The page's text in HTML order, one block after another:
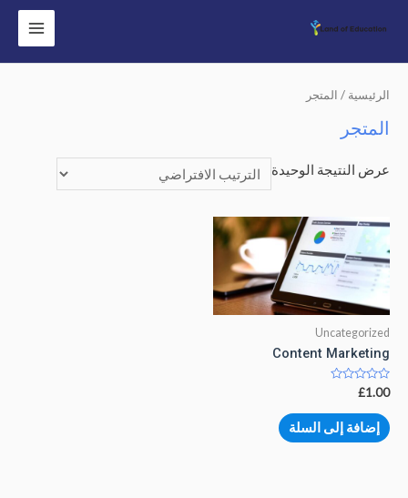
Main
الرئيسية / المتجر
المتجر
عرض النتيجة الوحيدة
Uncategorized
Content Marketing
تم
التقييم
من
5
£1.00
إضافة إلى السلة